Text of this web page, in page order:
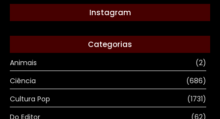
Instagram
Categorias
Animais
(2)
Ciência
(686)
Cultura Pop
(1731)